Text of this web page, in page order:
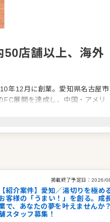
50店舗以上、海外
年12月に創業。愛知県名古屋市
展開を達成し、中国・アメリ
でもらう楽しさ、仲間と共に
している注目の成長企業です。
掲載終了予定日： 2026/
【紹介案件】愛知／湯切りを極め
客様の「うまい！」を創る。成
で、あなたの夢を叶えませんか
スタッフ募集！